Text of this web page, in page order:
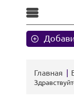
Главная